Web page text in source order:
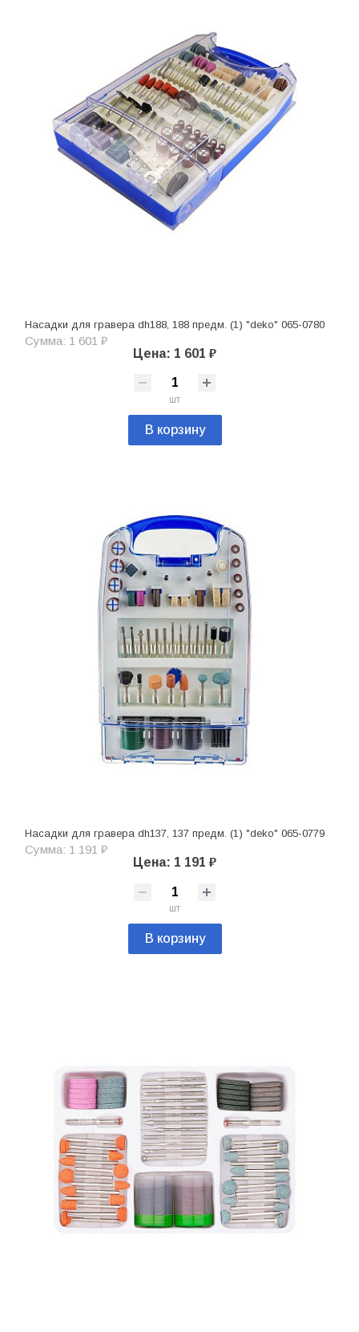
Насадки для гравера dh188, 188 предм. (1) "deko" 065-0780
Сумма: 1 601 ₽
Цена: 1 601 ₽
шт
В корзину
Насадки для гравера dh137, 137 предм. (1) "deko" 065-0779
Сумма: 1 191 ₽
Цена: 1 191 ₽
шт
В корзину